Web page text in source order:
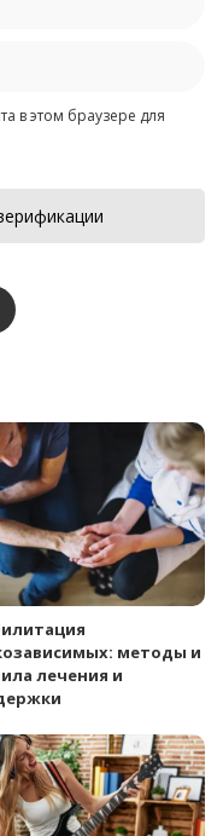
в этом браузере для
методы и
лечения и